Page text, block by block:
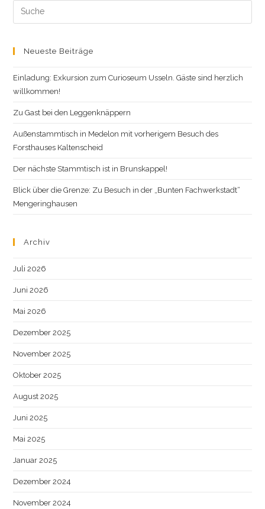
Search
this
Neueste Beiträge
Einladung: Exkursion zum Curioseum Usseln. Gäste sind herzlich
willkommen!
Zu Gast bei den Leggenknäppern
Außenstammtisch in Medelon mit vorherigem Besuch des
Forsthauses Kaltenscheid
Der nächste Stammtisch ist in Brunskappel!
Blick über die Grenze: Zu Besuch in der „Bunten Fachwerkstadt“
Mengeringhausen
Archiv
Juli 2026
Juni 2026
Mai 2026
Dezember 2025
November 2025
Oktober 2025
August 2025
Juni 2025
Mai 2025
Januar 2025
Dezember 2024
November 2024